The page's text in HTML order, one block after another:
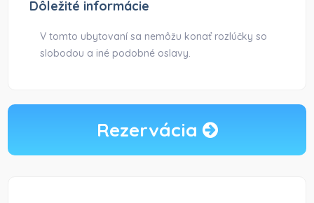
Dôležité informácie
V tomto ubytovaní sa nemôžu konať rozlúčky so
slobodou a iné podobné oslavy.
Rezervácia